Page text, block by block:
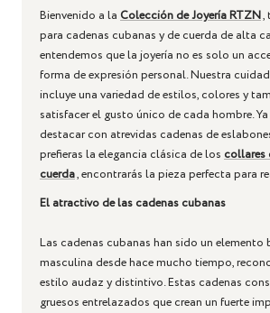
Bienvenido a la Colección de Joyería RTZN,
para cadenas cubanas y de cuerda de alta
entendemos que la joyería no es solo un
forma de expresión personal. Nuestra
incluye una variedad de estilos, colores y
satisfacer el gusto único de cada hombre.
destacar con atrevidas cadenas de
prefieras la elegancia clásica de los collares
cuerda, encontrarás la pieza perfecta para
El atractivo de las cadenas cubanas
Las cadenas cubanas han sido un
masculina desde hace mucho tiempo,
estilo audaz y distintivo. Estas cadenas
gruesos entrelazados que crean un fuerte